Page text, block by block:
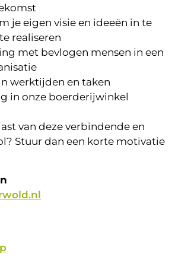
je eigen visie en ideeën in te
realiseren
met bevlogen mensen in een
werktijden en taken
in onze boerderijwinkel
van deze verbindende en
Stuur dan een korte motivatie